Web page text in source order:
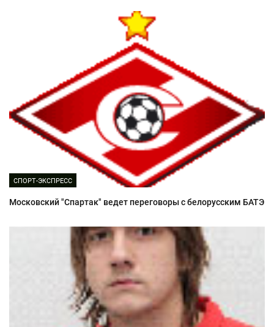
СПОРТ-ЭКСПРЕСС
Московский "Спартак" ведет переговоры с белорусским БАТЭ